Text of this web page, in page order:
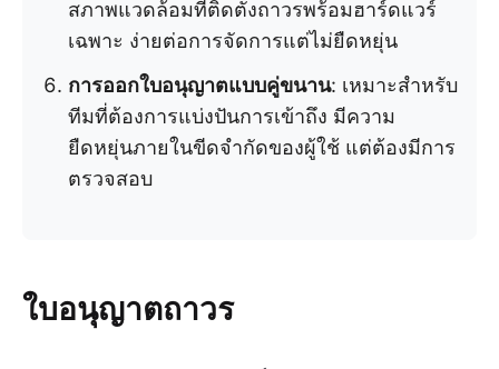
สภาพแวดล้อมที่ติดตั้งถาวรพร้อมฮาร์ดแวร์
เฉพาะ ง่ายต่อการจัดการแต่ไม่ยืดหยุ่น
การออกใบอนุญาตแบบคู่ขนาน: เหมาะสำหรับ
ทีมที่ต้องการแบ่งปันการเข้าถึง มีความ
ยืดหยุ่นภายในขีดจำกัดของผู้ใช้ แต่ต้องมีการ
ตรวจสอบ
ใบอนุญาตถาวร